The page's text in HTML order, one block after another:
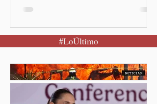
secretario de Salud
federal, David Kershenobich
exista un brote activo de
ciclosporiasis en México,
luego del incremento de
casos registrado en Estados
#LoÚltimo